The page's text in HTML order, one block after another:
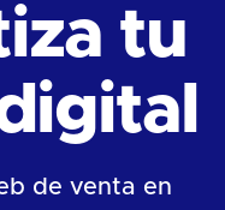
tu
de venta en